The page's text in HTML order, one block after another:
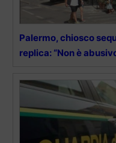
Palermo, chiosco
replica: “Non è